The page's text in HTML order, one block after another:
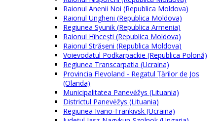
Raionul Anenii Noi (Republica Moldova)
Raionul Ungheni (Republica Moldova)
Regiunea Syunik (Republica Armenia)
Raionul Hîncești (Republica Moldova)
Raionul Străşeni (Republica Moldova)
Voievodatul Podkarpackie (Republica Polonă)
Regiunea Transcarpatia (Ucraina)
Provincia Flevoland - Regatul Ţărilor de Jos
(Olanda)
Municipalitatea Panevėžys (Lituania)
Districtul Panevėžys (Lituania)
Regiunea Ivano-Frankivsk (Ucraina)